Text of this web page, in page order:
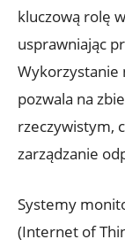
kluczową rolę
usprawniając
Wykorzystanie
pozwala na
rzeczywistym,
zarządzanie
Systemy
(Internet of